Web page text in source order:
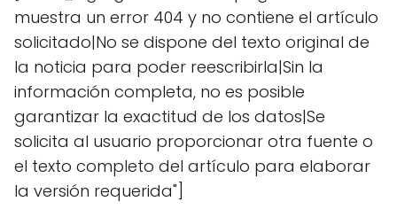
muestra un error 404 y no contiene el artículo
solicitado|No se dispone del texto original de
la noticia para poder reescribirla|Sin la
información completa, no es posible
garantizar la exactitud de los datos|Se
solicita al usuario proporcionar otra fuente o
el texto completo del artículo para elaborar
la versión requerida"]